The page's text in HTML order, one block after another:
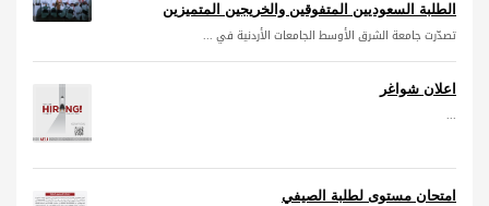
الطلبة السعوديين المتفوقين والخريجين المتميزين
تصدّرت جامعة الشرق الأوسط الجامعات الأردنية في ...
اعلان شواغر
...
امتحان مستوى لطلبة الصيفي